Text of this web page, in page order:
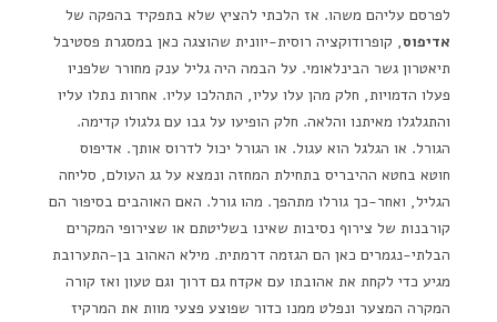
לפרסם עליהם משהו. אז הלכתי להציץ שלא בתפקיד בהפקה של
אדיפוס, קופרודוקציה רוסית-יוונית שהוצגה כאן במסגרת פסטיבל
תיאטרון גשר הבינלאומי. על הבמה היה גליל ענק מחורר שלפניו
פעלו הדמויות, חלק מהן עלו עליו, התהלכו עליו. אחרות נתלו עליו
והתגלגלו מאיתנו והלאה. חלק הופיעו על גבו עם גלגולו קדימה.
הגורל. או הגלגל הוא עגול. או הגורל יכול לדרוס אותך. אדיפוס
חוטא בחטא ההיבריס בתחילת המחזה ונמצא על גג העולם, סליחה
הגליל, ואחר-כך גורלו מתהפך. מהו גורל. האם האוהבים בסיפור הם
קורבנות של צירוף נסיבות שאינו בשליטתם או שצירופי המקרים
הבלתי-נגמרים כאן הם הגזמה דרמתית. מילא האהוב בן-התערובת
מגיע כדי לקחת את אהובתו עם אקדח גם דרוך וגם טעון ואז קורה
המקרה המצער ונפלט ממנו כדור שפוצע פצעי מוות את המרקיז